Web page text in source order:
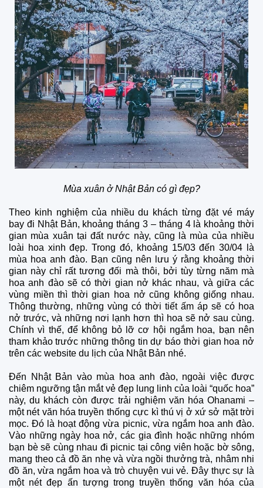
Mùa xuân ở Nhật Bản có gì đẹp?
Theo kinh nghiệm của nhiều du khách từng đặt vé máy
bay đi Nhật Bản, khoảng tháng 3 – tháng 4 là khoảng thời
gian mùa xuân tại đất nước này, cũng là mùa của nhiều
loài hoa xinh đẹp. Trong đó, khoảng 15/03 đến 30/04 là
mùa hoa anh đào. Bạn cũng nên lưu ý rằng khoảng thời
gian này chỉ rất tương đối mà thôi, bởi tùy từng năm mà
hoa anh đào sẽ có thời gian nở khác nhau, và giữa các
vùng miền thì thời gian hoa nở cũng không giống nhau.
Thông thường, những vùng có thời tiết ấm áp sẽ có hoa
nở trước, và những nơi lạnh hơn thì hoa sẽ nở sau cùng.
Chính vì thế, để không bỏ lỡ cơ hội ngắm hoa, bạn nên
tham khảo trước những thông tin dự báo thời gian hoa nở
trên các website du lịch của Nhật Bản nhé.
Đến Nhật Bản vào mùa hoa anh đào, ngoài việc được
chiêm ngưỡng tận mắt vẻ đẹp lung linh của loài “quốc hoa”
này, du khách còn được trải nghiệm văn hóa Ohanami –
một nét văn hóa truyền thống cực kì thú vị ở xứ sở mặt trời
mọc. Đó là hoạt động vừa picnic, vừa ngắm hoa anh đào.
Vào những ngày hoa nở, các gia đình hoặc những nhóm
bạn bè sẽ cùng nhau đi picnic tại công viên hoặc bờ sông,
mang theo cả đồ ăn nhẹ và vừa ngồi thưởng trà, nhâm nhi
đồ ăn, vừa ngắm hoa và trò chuyện vui vẻ. Đây thực sự là
một nét đẹp ấn tượng trong truyền thống văn hóa của